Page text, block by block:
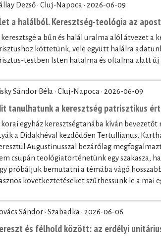
Dezső · Cluj-Napoca · 2026-06-09
a halálból. Keresztség-teológia az
keresztsgé a bűn és halál uralma alól átvezet a
köttetünk, vele együtt halálra
testben Isten hatalma és oltalma alatt új
Sándor Béla · Cluj-Napoca · 2026-06-09
tanulhatunk a keresztség patrisztikus
korai egyház keresztségtanába kíván
a Didakhéval kezdődően Tertullianus,
Augustinusszal bezárólag
csupán teológiatörténetünk egy szakasza,
próbáljuk bemutatni a témába vágó
következtetéseket szűrhessünk le a mai
Sándor · Szabadka · 2026-06-06
és félhold között: az erdélyi